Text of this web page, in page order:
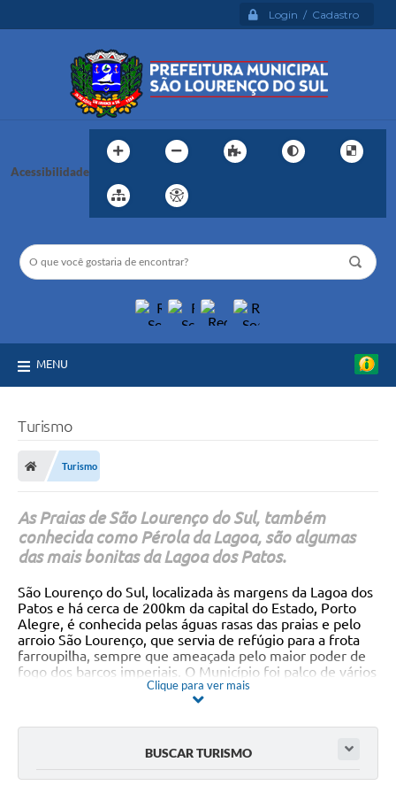
Login / Cadastro
Acessibilidade
MENU
Turismo
Turismo
As Praias de São Lourenço do Sul, também
conhecida como Pérola da Lagoa, são algumas
das mais bonitas da Lagoa dos Patos.
São Lourenço do Sul, localizada às margens da Lagoa dos
Patos e há cerca de 200km da capital do Estado, Porto
Alegre, é conhecida pelas águas rasas das praias e pelo
arroio São Lourenço, que servia de refúgio para a frota
farroupilha, sempre que ameaçada pelo maior poder de
fogo dos barcos imperiais. O Município foi palco de vários
combates entre o exército farroupilha e o imperial. O
pequeno porto localizado na embocadura do Arroio São
tornou-se um dos mais importantes portos de veleiros
da colônia, que foi grande produtora de batata. Muito
Clique para ver mais
BUSCAR TURISMO